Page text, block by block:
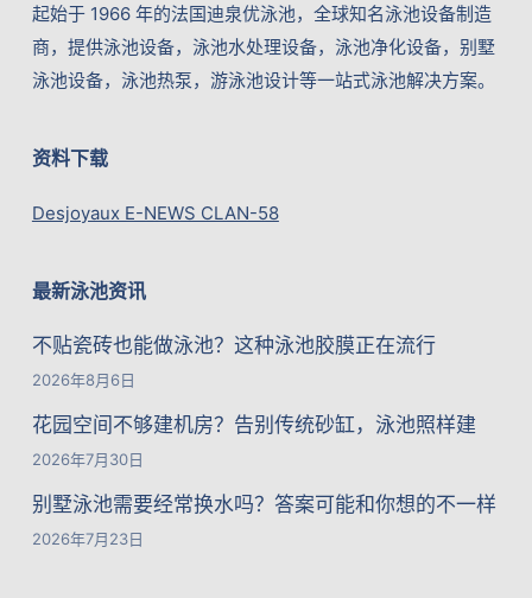
起始于 1966 年的法国迪泉优泳池，全球知名泳池设备制造
商，提供泳池设备，泳池水处理设备，泳池净化设备，别墅
泳池设备，泳池热泵，游泳池设计等一站式泳池解决方案。
资料下载
Desjoyaux E-NEWS CLAN-58
最新泳池资讯
不贴瓷砖也能做泳池？这种泳池胶膜正在流行
2026年8月6日
花园空间不够建机房？告别传统砂缸，泳池照样建
2026年7月30日
别墅泳池需要经常换水吗？答案可能和你想的不一样
2026年7月23日